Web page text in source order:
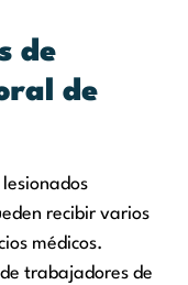
de
de
recibir varios
médicos.
trabajadores de